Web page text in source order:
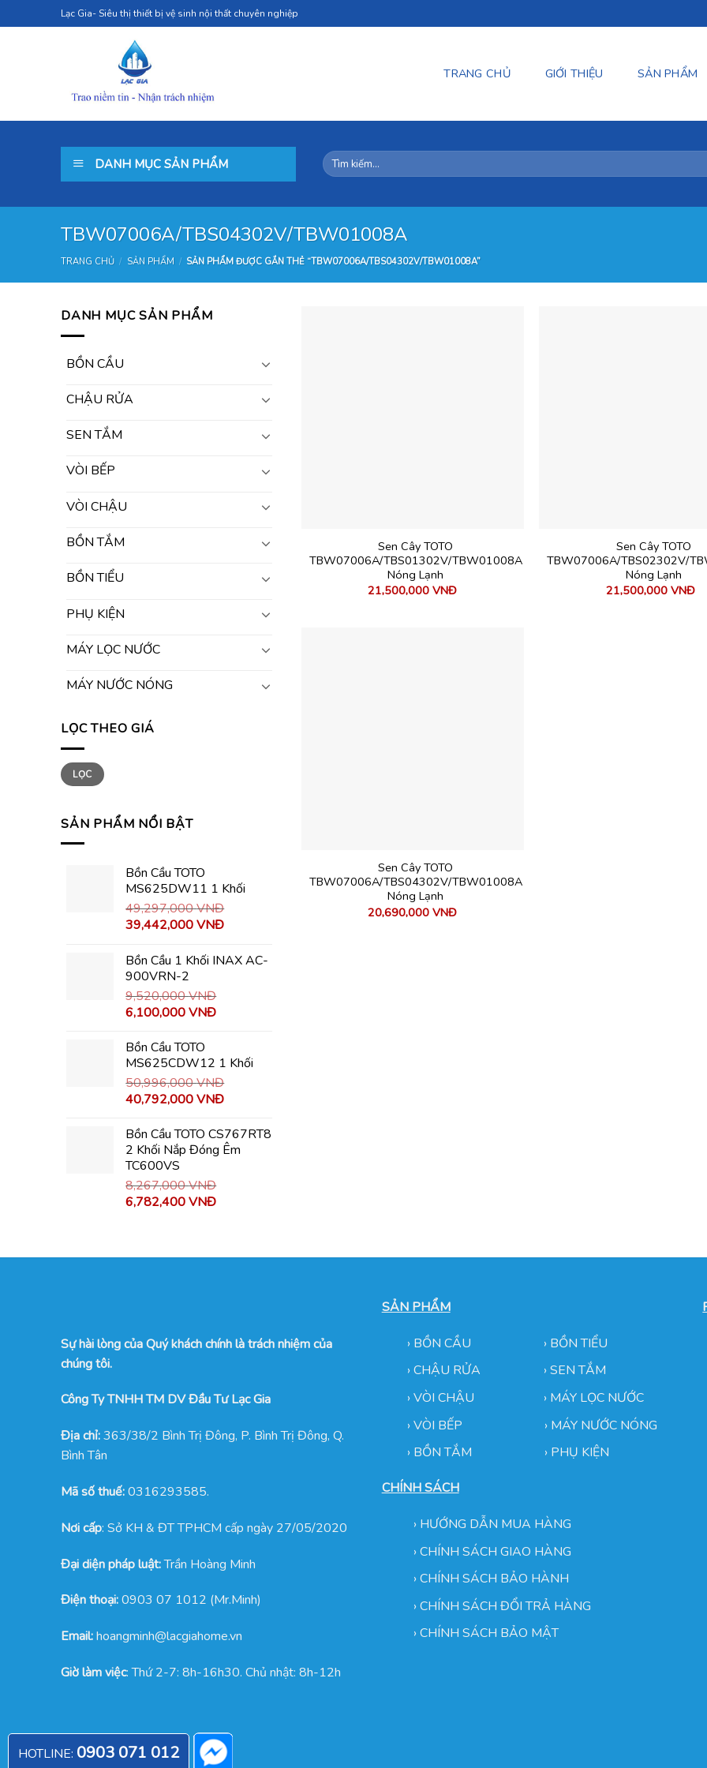
to
Lạc Gia- Siêu thị thiết bị vệ sinh nội thất chuyên nghiệp
TRANG CHỦ GIỚI THIỆU SẢN PHẨM
DANH MỤC SẢN PHẨM
Tìm
kiếm:
TBW07006A/TBS04302V/TBW01008A
TRANG CHỦ / SẢN PHẨM / SẢN PHẨM ĐƯỢC GẮN THẺ “TBW07006A/TBS04302V/TBW01008A”
DANH MỤC SẢN PHẨM
BỒN CẦU
CHẬU RỬA
SEN TẮM
VÒI BẾP
VÒI CHẬU
BỒN TẮM
BỒN TIỂU
PHỤ KIỆN
MÁY LỌC NƯỚC
MÁY NƯỚC NÓNG
LỌC THEO GIÁ
Giá
thấp
nhất
Giá
cao
nhất
LỌC
SẢN PHẨM NỔI BẬT
Bồn Cầu TOTO
MS625DW11 1 Khối
49,297,000VNĐ
39,442,000VNĐ
Bồn Cầu 1 Khối INAX AC-
900VRN-2
9,520,000VNĐ
6,100,000VNĐ
Bồn Cầu TOTO
MS625CDW12 1 Khối
50,996,000VNĐ
40,792,000VNĐ
Bồn Cầu TOTO CS767RT8
2 Khối Nắp Đóng Êm
TC600VS
8,267,000VNĐ
6,782,400VNĐ
Sen Cây TOTO
TBW07006A/TBS01302V/TBW01008A
Nóng Lạnh
21,500,000VNĐ
Sen Cây TOTO
TBW07006A/TBS02302V/
Nóng Lạnh
21,500,000 VNĐ
Sen Cây TOTO
TBW07006A/TBS04302V/TBW01008A
Nóng Lạnh
20,690,000VNĐ
Sự hài lòng của Quý khách chính là trách nhiệm của
chúng tôi.
Công Ty TNHH TM DV Đầu Tư Lạc Gia
Địa chỉ:363/38/2 Bình Trị Đông, P. Bình Trị Đông, Q.
Bình Tân
Mã số thuế:0316293585.
Nơi cấp: Sở KH & ĐT TPHCM cấp ngày 27/05/2020
Đại diện pháp luật:Trần Hoàng Minh
Điện thoại:0903 07 1012 (Mr.Minh)
Email:hoangminh@lacgiahome.vn
Giờ làm việc: Thứ 2-7: 8h-16h30. Chủ nhật: 8h-12h
SẢN PHẨM
› BỒN CẦU › BỒN TIỂU
›CHẬU RỬA
› SEN TẮM
›VÒI CHẬU › MÁY LỌC NƯỚC
› VÒI BẾP
› MÁY NƯỚC NÓNG
› BỒN TẮM
› PHỤ KIỆN
CHÍNH SÁCH
› HƯỚNG DẪN MUA HÀNG
›CHÍNH SÁCH GIAO HÀNG
›CHÍNH SÁCH BẢO HÀNH
›CHÍNH SÁCH ĐỔI TRẢ HÀNG
›CHÍNH SÁCH BẢO MẬT
HOTLINE: 0903 071 012